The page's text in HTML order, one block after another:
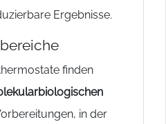
Ergebnisse.
finden
in der